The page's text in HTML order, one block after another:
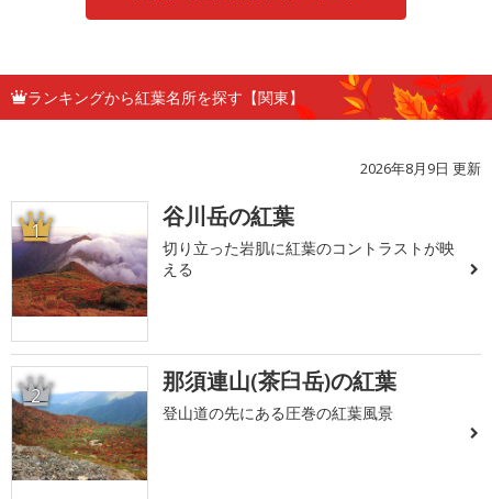
ランキングから紅葉名所を探す【関東】
2026年8月9日 更新
1 谷川岳の紅葉
切り立った岩肌に紅葉のコントラストが映
える
2 那須連山(茶臼岳)の紅葉
登山道の先にある圧巻の紅葉風景